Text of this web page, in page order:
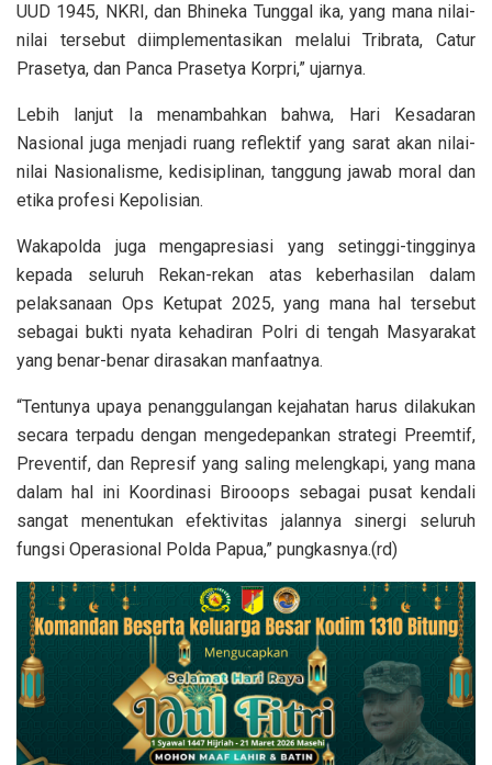
UUD 1945, NKRI, dan Bhineka Tunggal ika, yang mana nilai-
nilai tersebut diimplementasikan melalui Tribrata, Catur
Prasetya, dan Panca Prasetya Korpri,” ujarnya.
Lebih lanjut Ia menambahkan bahwa, Hari Kesadaran
Nasional juga menjadi ruang reflektif yang sarat akan nilai-
nilai Nasionalisme, kedisiplinan, tanggung jawab moral dan
etika profesi Kepolisian.
Wakapolda juga mengapresiasi yang setinggi-tingginya
kepada seluruh Rekan-rekan atas keberhasilan dalam
pelaksanaan Ops Ketupat 2025, yang mana hal tersebut
sebagai bukti nyata kehadiran Polri di tengah Masyarakat
yang benar-benar dirasakan manfaatnya.
“Tentunya upaya penanggulangan kejahatan harus dilakukan
secara terpadu dengan mengedepankan strategi Preemtif,
Preventif, dan Represif yang saling melengkapi, yang mana
dalam hal ini Koordinasi Birooops sebagai pusat kendali
sangat menentukan efektivitas jalannya sinergi seluruh
fungsi Operasional Polda Papua,” pungkasnya.(rd)